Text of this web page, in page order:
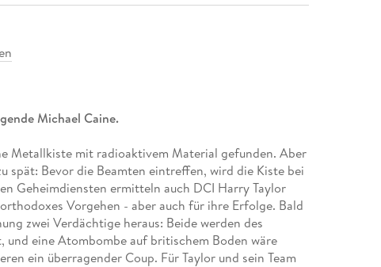
Michael Caine.
Metallkiste mit radioaktivem Material gefunden. Aber
spät: Bevor die Beamten eintreffen, wird die Kiste bei
Geheimdiensten ermitteln auch DCI Harry Taylor
Vorgehen - aber auch für ihre Erfolge. Bald
zwei Verdächtige heraus: Beide werden des
eine Atombombe auf britischem Boden wäre
ein überragender Coup. Für Taylor und sein Team